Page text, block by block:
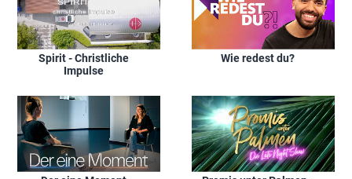
Spirit - Christliche
Impulse
Wie redest du?